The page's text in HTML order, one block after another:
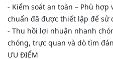
- Kiểm soát an toàn – Phù hợp
chuẩn đã được thiết lập để
- Thu hồi lợi nhuận nhanh
chóng, trực quan và dò tìm
ƯU ĐIỂM